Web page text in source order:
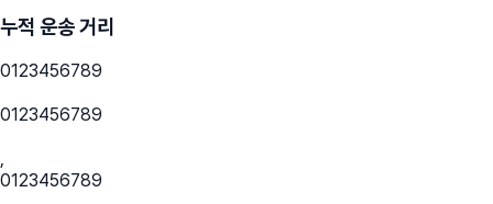
누적 운송 거리
0123456789
0123456789
,
0123456789